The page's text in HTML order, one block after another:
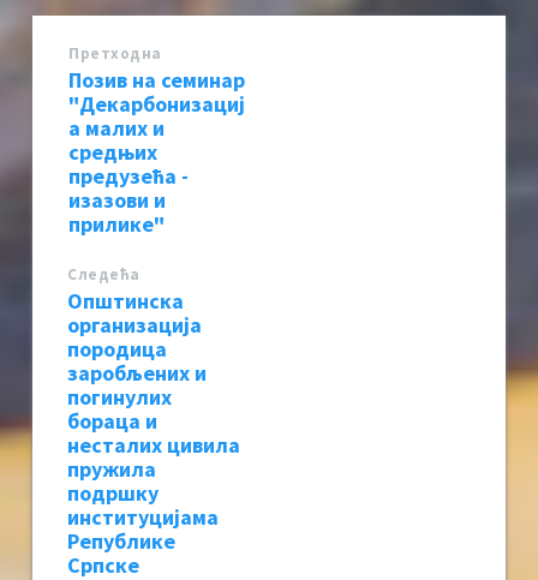
Претходна
Позив на семинар
"Декарбонизациј
а малих и
средњих
предузећа -
изазови и
прилике"
Следећa
Општинска
организација
породица
заробљених и
погинулих
бораца и
несталих цивила
пружила
подршку
институцијама
Републике
Српске